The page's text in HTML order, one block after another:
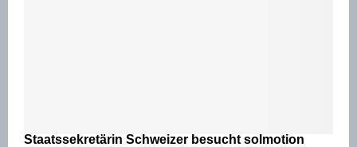
Staatssekretärin Schweizer besucht solmotion